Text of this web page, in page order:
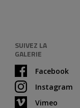
SUIVEZ LA
GALERIE
Facebook
Instagram
Vimeo